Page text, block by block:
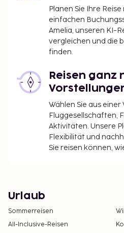
Planen Sie Ihre
einfachen
Amelia, unseren KI-
vergleichen und die
finden.
Reisen ganz
Wählen Sie aus
Fluggesellschaften,
Aktivitäten. Unsere
Flexibilität und
Sie reisen können,
Urlaub
Sommerreisen
All-Inclusive-Reisen